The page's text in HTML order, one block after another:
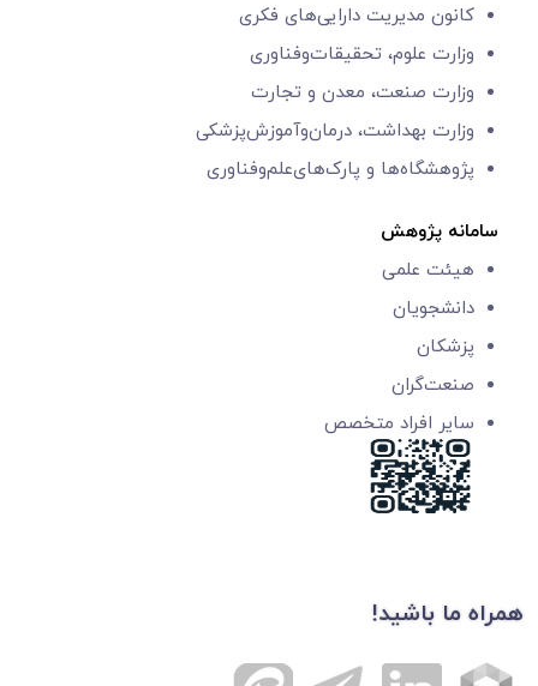
کانون مدیریت دارایی‌های فکری
وزارت علوم، تحقیقات‌وفناوری
وزارت صنعت، معدن و تجارت
وزارت بهداشت، درمان‌وآموزش‌پزشکی
پژوهشگاه‌ها و پارک‌های‌‌علم‌‌و‌فناوری
سامانه پژوهش
هیئت علمی
دانشجویان
پزشکان
صنعت‌گران
سایر افراد متخصص
همراه ما باشید!